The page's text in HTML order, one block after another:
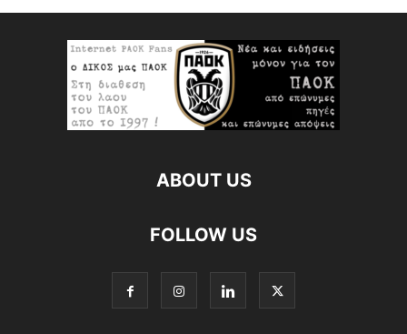
ABOUT US
FOLLOW US